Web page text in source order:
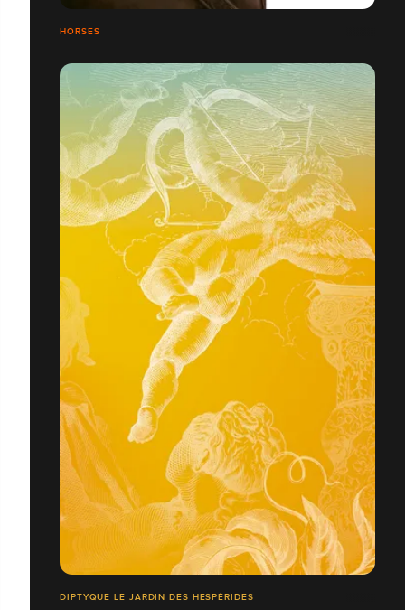
HORSES
DIPTYQUE LE JARDIN DES HESPÉRIDES